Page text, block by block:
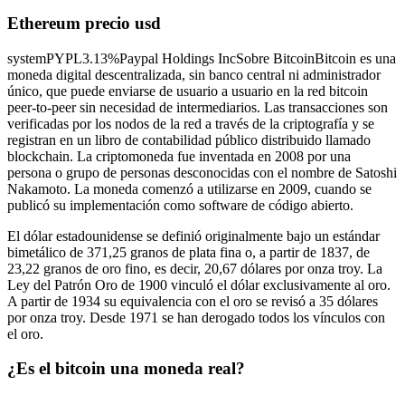
Ethereum precio usd
systemPYPL3.13%Paypal Holdings IncSobre BitcoinBitcoin es una
moneda digital descentralizada, sin banco central ni administrador
único, que puede enviarse de usuario a usuario en la red bitcoin
peer-to-peer sin necesidad de intermediarios. Las transacciones son
verificadas por los nodos de la red a través de la criptografía y se
registran en un libro de contabilidad público distribuido llamado
blockchain. La criptomoneda fue inventada en 2008 por una
persona o grupo de personas desconocidas con el nombre de Satoshi
Nakamoto. La moneda comenzó a utilizarse en 2009, cuando se
publicó su implementación como software de código abierto.
El dólar estadounidense se definió originalmente bajo un estándar
bimetálico de 371,25 granos de plata fina o, a partir de 1837, de
23,22 granos de oro fino, es decir, 20,67 dólares por onza troy. La
Ley del Patrón Oro de 1900 vinculó el dólar exclusivamente al oro.
A partir de 1934 su equivalencia con el oro se revisó a 35 dólares
por onza troy. Desde 1971 se han derogado todos los vínculos con
el oro.
¿Es el bitcoin una moneda real?